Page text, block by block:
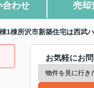
合わせ 売却
1棟所沢市新築住宅は西武
お気軽にお